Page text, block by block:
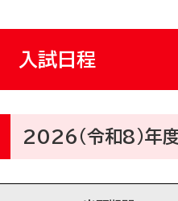
入試日程
2026（令和8）年